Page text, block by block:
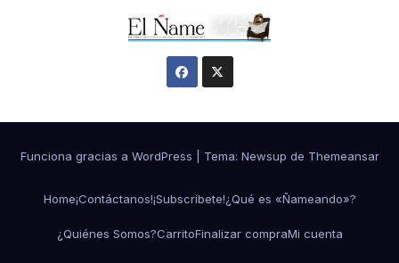
Funciona gracias a WordPress Tema: Newsup de Themeansar
Home¡Contáctanos!¡Subscríbete!¿Qué es «Ñameando»?
¿Quiénes Somos?CarritoFinalizar compraMi cuenta